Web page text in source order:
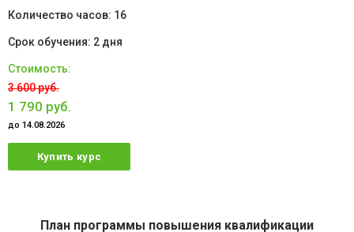
16
2 дня
3 600 руб.
1 790 руб.
до 14.08.2026
Купить курс
План программы повышения квалификации